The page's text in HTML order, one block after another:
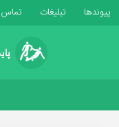
پیوندها تبلیغات تماس